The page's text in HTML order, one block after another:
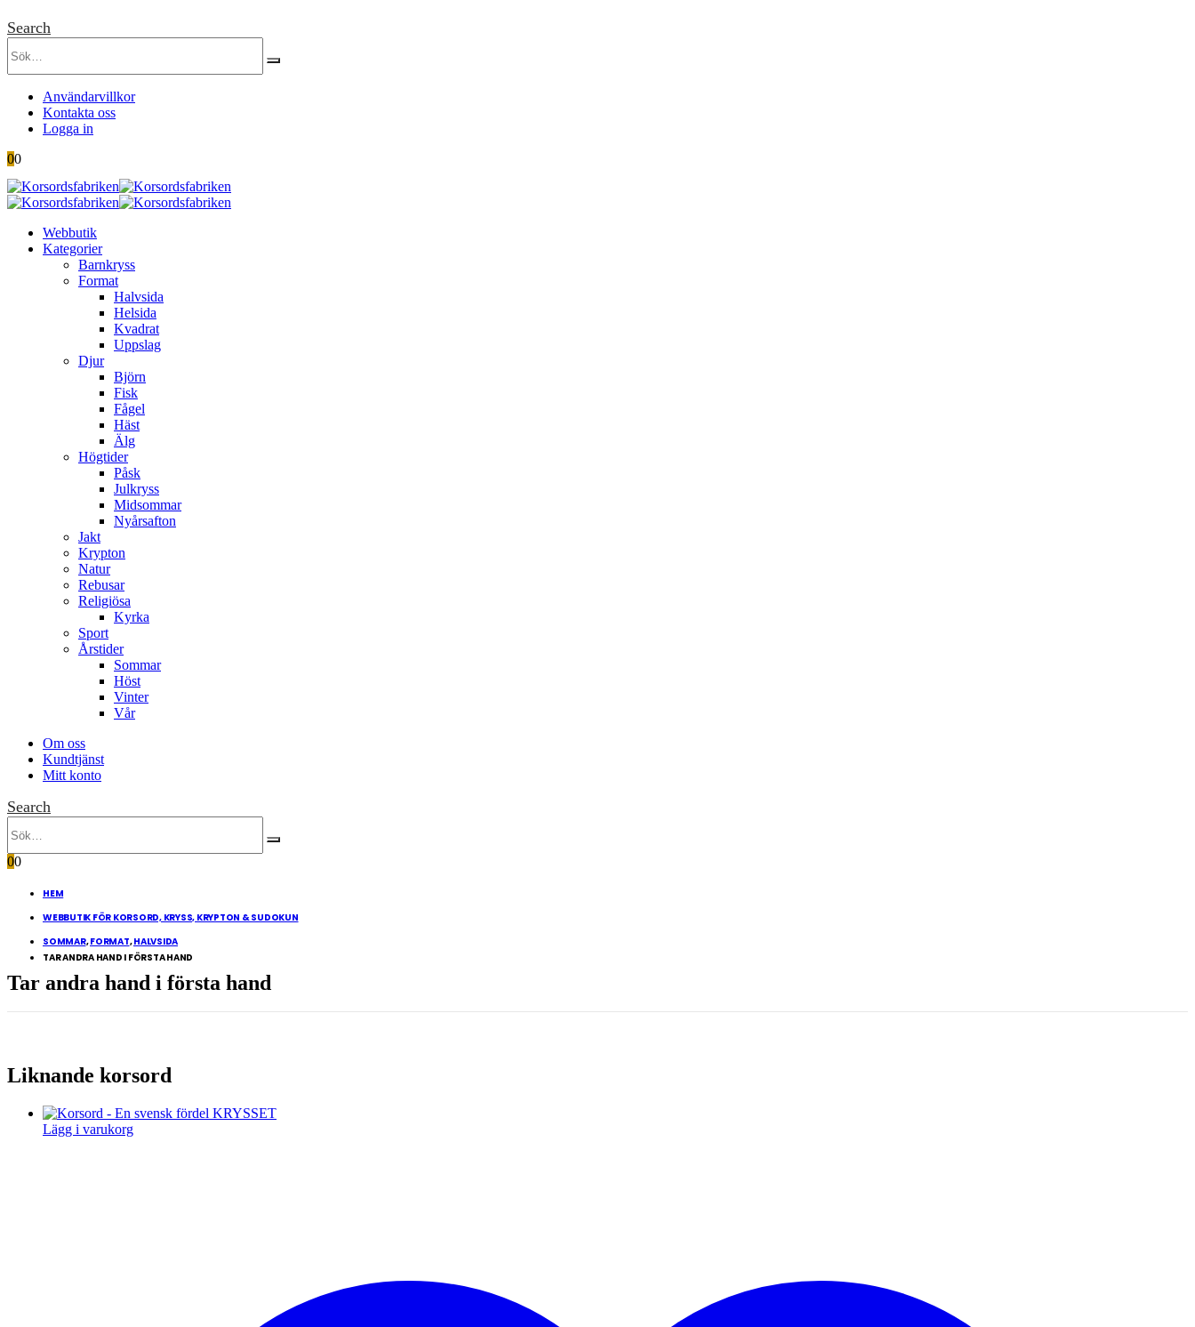
Search
Användarvillkor
Kontakta oss
Logga in
00
Webbutik
Kategorier
Barnkryss
Format
Halvsida
Helsida
Kvadrat
Uppslag
Djur
Björn
Fisk
Fågel
Häst
Älg
Högtider
Påsk
Julkryss
Midsommar
Nyårsafton
Jakt
Krypton
Natur
Rebusar
Religiösa
Kyrka
Sport
Årstider
Sommar
Höst
Vinter
Vår
Om oss
Kundtjänst
Mitt konto
Search
00
HEM
WEBBUTIK FÖR KORSORD, KRYSS, KRYPTON & SUDOKUN
SOMMAR,FORMAT,HALVSIDA
TAR ANDRA HAND I FÖRSTA HAND
Tar andra hand i första hand
Liknande korsord
Lägg i varukorg